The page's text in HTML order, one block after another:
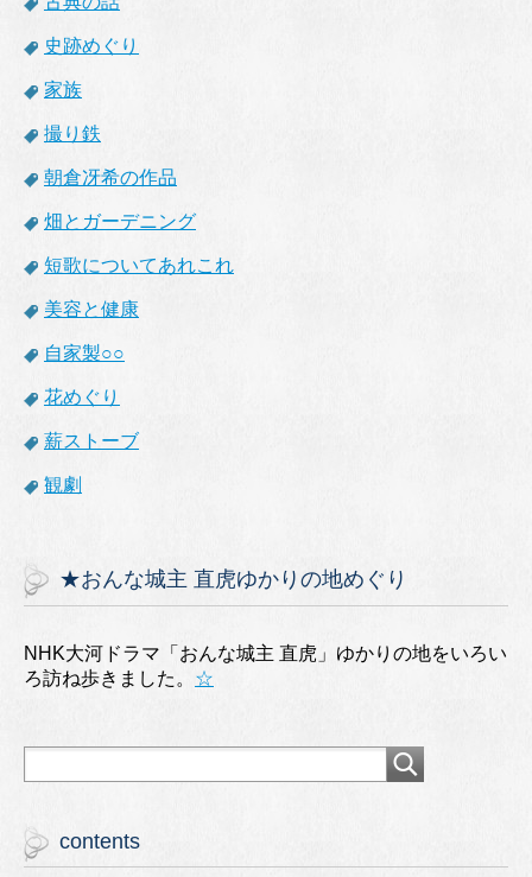
史跡めぐり
家族
撮り鉄
朝倉冴希の作品
畑とガーデニング
短歌についてあれこれ
美容と健康
自家製○○
花めぐり
薪ストーブ
観劇
★おんな城主 直虎ゆかりの地めぐり
NHK大河ドラマ「おんな城主 直虎」ゆかりの地をいろい
ろ訪ね歩きました。 ☆
contents